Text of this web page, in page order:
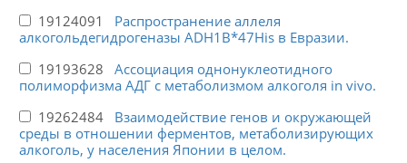
19124091 Распространение аллеля
алкогольдегидрогеназы ADH1B*47His в Евразии.
19193628 Ассоциация однонуклеотидного
полиморфизма АДГ с метаболизмом алкоголя in vivo.
19262484 Взаимодействие генов и окружающей
среды в отношении ферментов, метаболизирующих
алкоголь, у населения Японии в целом.